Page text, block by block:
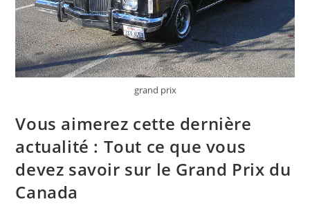
grand prix
Vous aimerez cette dernière
actualité : Tout ce que vous
devez savoir sur le Grand Prix du
Canada